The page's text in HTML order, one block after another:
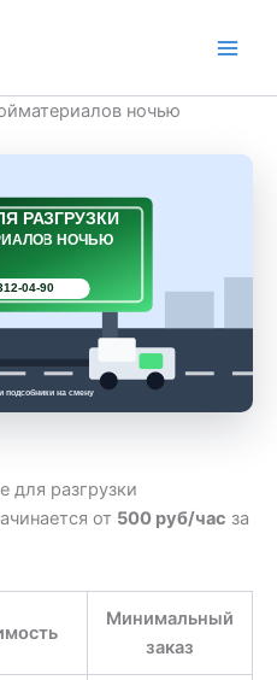
ночью
РАЗГРУЗКИ
НОЧЬЮ
04-90
подсобники на смену
для разгрузки
от 500 руб/час за
Минимальный
заказ